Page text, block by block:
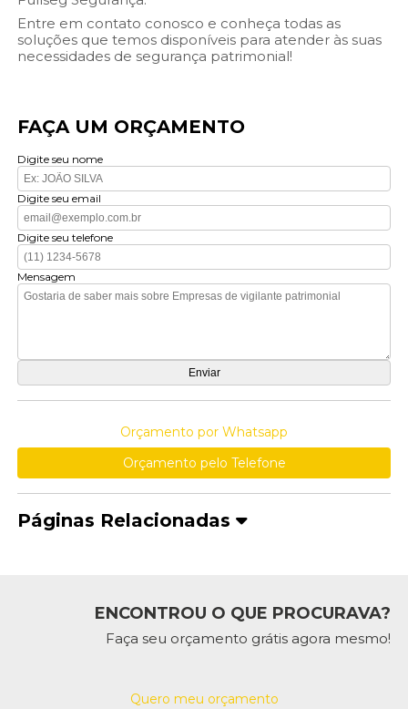
Entre em contato conosco e conheça todas as
soluções que temos disponíveis para atender às suas
necessidades de segurança patrimonial!
FAÇA UM ORÇAMENTO
Digite seu nome
Digite seu email
Digite seu telefone
Mensagem
Orçamento por Whatsapp
Orçamento pelo Telefone
Páginas Relacionadas
ENCONTROU O QUE PROCURAVA?
Faça seu orçamento grátis agora mesmo!
Quero meu orçamento